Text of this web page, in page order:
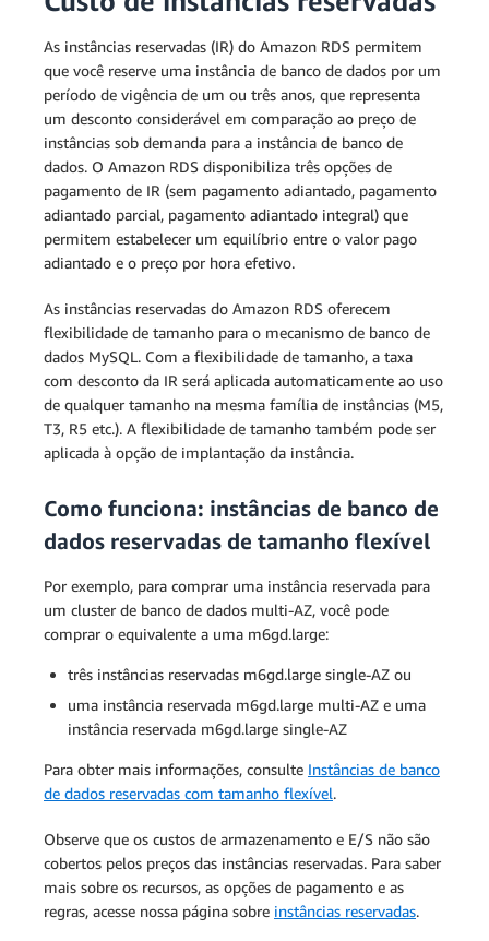
Implantação multi-AZ (duas
com modos de espera
legíveis)
As instâncias reservadas (IR) do Amazon RDS permitem
que você reserve uma instância de banco de dados por um
período de vigência de um ou três anos, que representa
um desconto considerável em comparação ao preço de
instâncias sob demanda para a instância de banco de
dados. O Amazon RDS disponibiliza três opções de
pagamento de IR (sem pagamento adiantado, pagamento
adiantado parcial, pagamento adiantado integral) que
permitem estabelecer um equilíbrio entre o valor pago
adiantado e o preço por hora efetivo.
As instâncias reservadas do Amazon RDS oferecem
flexibilidade de tamanho para o mecanismo de banco de
dados MySQL. Com a flexibilidade de tamanho, a taxa
com desconto da IR será aplicada automaticamente ao uso
de qualquer tamanho na mesma família de instâncias (M5,
T3, R5 etc.). A flexibilidade de tamanho também pode ser
aplicada à opção de implantação da instância.
Como funciona: instâncias de banco de
dados reservadas de tamanho flexível
Por exemplo, para comprar uma instância reservada para
um cluster de banco de dados multi-AZ, você pode
comprar o equivalente a uma m6gd.large:
três instâncias reservadas m6gd.large single-AZ ou
uma instância reservada m6gd.large multi-AZ e uma
instância reservada m6gd.large single-AZ
Para obter mais informações, consulte Instâncias de banco
de dados reservadas com tamanho flexível.
Observe que os custos de armazenamento e E/S não são
cobertos pelos preços das instâncias reservadas. Para saber
mais sobre os recursos, as opções de pagamento e as
regras, acesse nossa página sobre instâncias reservadas.